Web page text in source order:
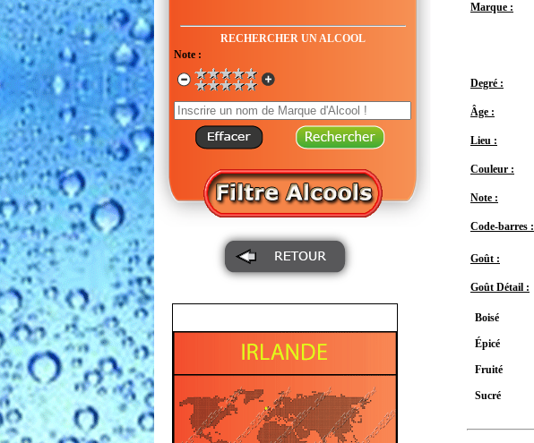
RECHERCHER UN ALCOOL
Note :
Marque :
Degré :
Âge :
Lieu :
Couleur :
Note :
Code-barres :
Goût :
Goût Détail :
Boisé
Épicé
Fruité
Sucré